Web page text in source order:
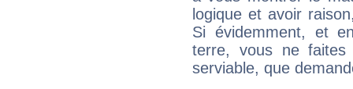
logique et avoir
Si évidemment, et
terre, vous ne
serviable, que